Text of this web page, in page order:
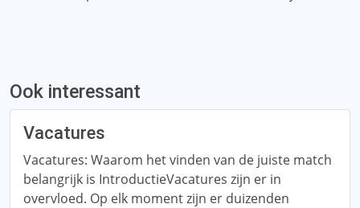
Ook interessant
Vacatures
Vacatures: Waarom het vinden van de juiste match
belangrijk is IntroductieVacatures zijn er in
overvloed. Op elk moment zijn er duizenden